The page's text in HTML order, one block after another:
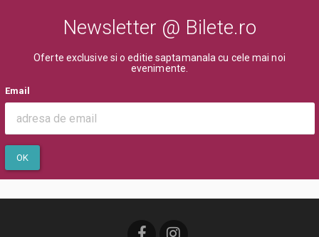
Newsletter @ Bilete.ro
Oferte exclusive si o editie saptamanala cu cele mai noi
evenimente.
Email
OK